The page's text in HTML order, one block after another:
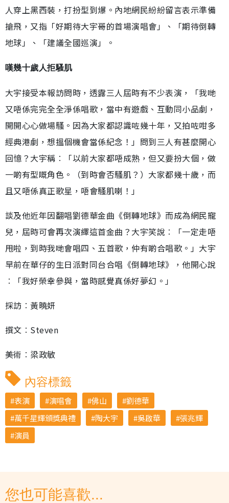
人穿上黑西裝，打扮型到爆。內地網民紛紛留言表示準備
搶飛，又指「好期待大宇哥的首場演唱會」、「期待倒轉
地球」、「建議全國巡演」。
嘆幾十歲人拒騷肌
大宇接受本報訪問時，透露三人屆時有不少表演，「我哋
又唔係完完全全淨係唱歌，當中有遊戲、互動同小品劇，
開開心心做場騷。因為大家都認識咗幾十年，又拍咗咁多
經典港劇，想搵個機會當係紀念！」問到三人有甚麼開心
回憶？大宇稱︰「以前大家都唔成熟，但又要扮大個，做
一啲有型嘅角色。（到時會否騷肌？）大家都幾十歲，而
且又唔係真正歌星，唔會騷肌喇！」
談及他近年因翻唱劉德華金曲《倒轉地球》而成為網民寵
兒，屆時可會再次演繹這首金曲？大宇笑說︰「一定走唔
甩啦，到時我哋會唱四、五首歌，仲有啲合唱歌。」大宇
早前在華仔的生日派對同台合唱《倒轉地球》，他開心說
︰「我好榮幸參與，當時感覺真係好夢幻。」
採訪︰黃曉妍
撰文︰Steven
美術︰梁政敏
內容標籤
表演 演唱會 佛山
劉德華
萬千星輝頒獎典禮
陶大宇 吳啟華
張兆輝
演員
您也可能喜歡...